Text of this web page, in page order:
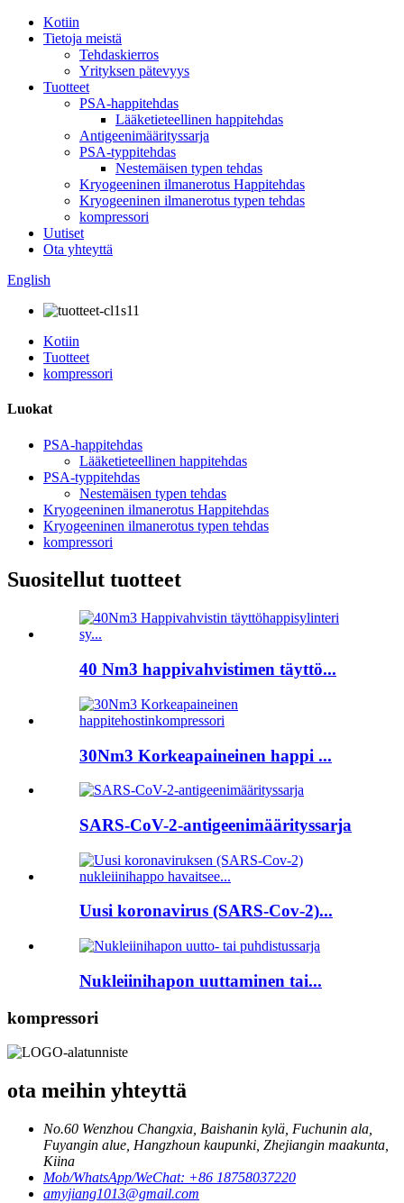
Kotiin
Tietoja meistä
Tehdaskierros
Yrityksen pätevyys
Tuotteet
PSA-happitehdas
Lääketieteellinen happitehdas
Antigeenimäärityssarja
PSA-typpitehdas
Nestemäisen typen tehdas
Kryogeeninen ilmanerotus Happitehdas
Kryogeeninen ilmanerotus typen tehdas
kompressori
Uutiset
Ota yhteyttä
English
Kotiin
Tuotteet
kompressori
Luokat
PSA-happitehdas
Lääketieteellinen happitehdas
PSA-typpitehdas
Nestemäisen typen tehdas
Kryogeeninen ilmanerotus Happitehdas
Kryogeeninen ilmanerotus typen tehdas
kompressori
Suositellut tuotteet
40 Nm3 happivahvistimen täyttö...
30Nm3 Korkeapaineinen happi ...
SARS-CoV-2-antigeenimäärityssarja
Uusi koronavirus (SARS-Cov-2)...
Nukleiinihapon uuttaminen tai...
kompressori
ota meihin yhteyttä
No.60 Wenzhou Changxia, Baishanin kylä, Fuchunin ala,
Fuyangin alue, Hangzhoun kaupunki, Zhejiangin maakunta,
Kiina
Mob/WhatsApp/WeChat: +86 18758037220
amyjiang1013@gmail.com